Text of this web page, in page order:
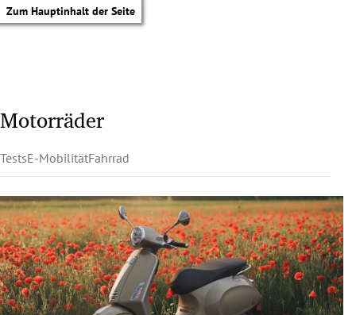
Zum Hauptinhalt der Seite
Motorräder
TestsE-MobilitätFahrrad